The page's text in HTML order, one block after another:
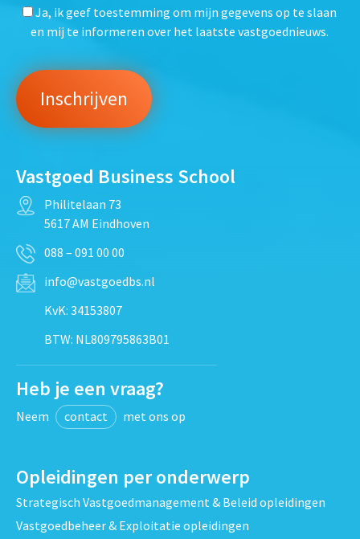
Ja, ik geef toestemming om mijn gegevens op te slaan
en mij te informeren over het laatste vastgoednieuws.
Vastgoed Business School
Philitelaan 73
5617 AM Eindhoven
088 – 091 00 00
info@vastgoedbs.nl
KvK: 34153807
BTW: NL809795863B01
Heb je een vraag?
Neem contact met ons op
Opleidingen per onderwerp
Strategisch Vastgoedmanagement & Beleid opleidingen
Vastgoedbeheer & Exploitatie opleidingen